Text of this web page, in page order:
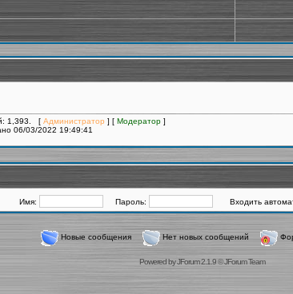
1,393. [ Администратор ] [ Модератор ]
06/03/2022 19:49:41
Имя: Пароль: Входить
Новые сообщения Нет новых сообщений
Powered byJForum 2.1.9©JForum Team